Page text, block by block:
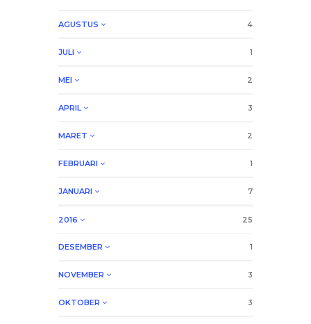
AGUSTUS 4
JULI 1
MEI 2
APRIL 3
MARET 2
FEBRUARI 1
JANUARI 7
2016 25
DESEMBER 1
NOVEMBER 3
OKTOBER 3